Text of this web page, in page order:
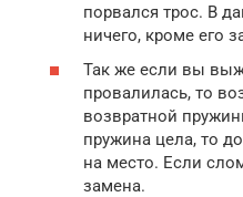
порвался трос. В
ничего, кроме его
Так же если вы
провалилась, то
возвратной
пружина цела, то
на место. Если
замена.